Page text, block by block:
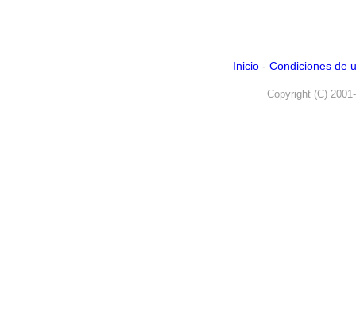
Inicio- Condiciones de
Copyright (C)